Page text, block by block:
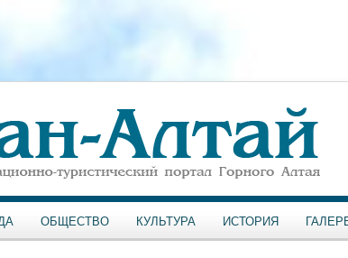
ОБЩЕСТВО КУЛЬТУРА ИСТОРИЯ